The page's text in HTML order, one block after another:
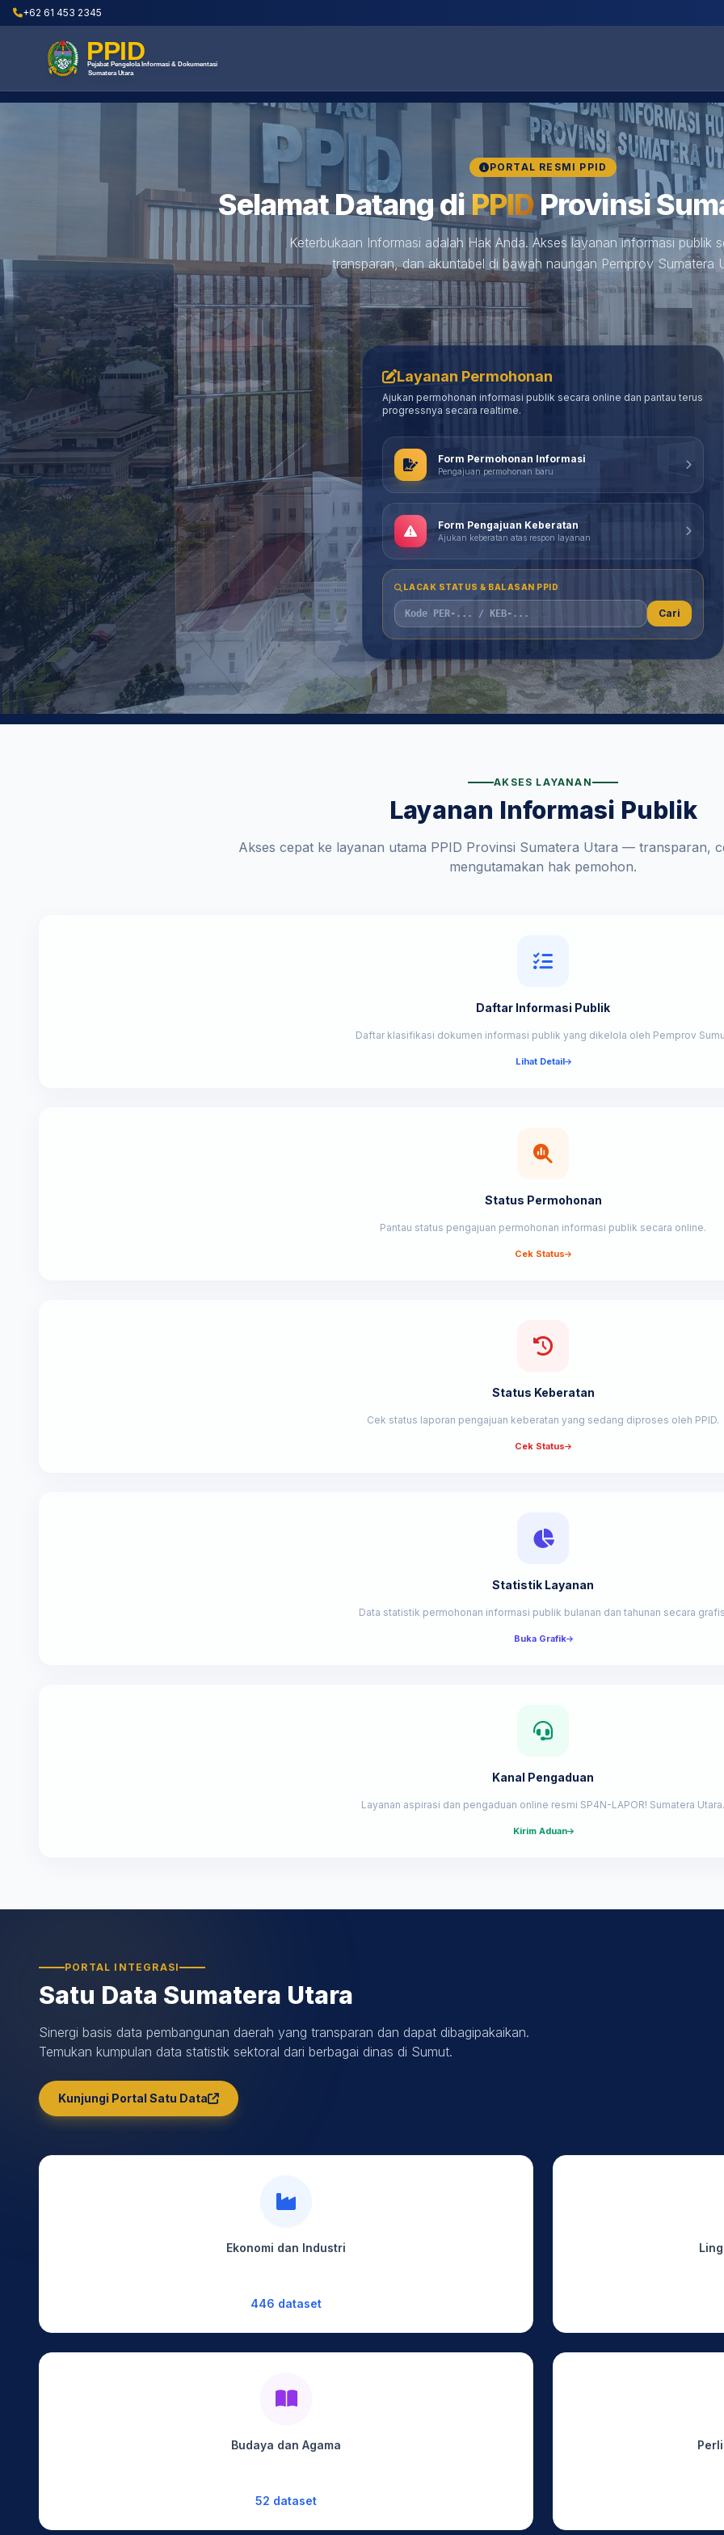
+62 61 453 2345
PORTAL RESMI PPID
Selamat Datang diPPIDProvinsi
Keterbukaan Informasi adalah Hak Anda. Akses layanan informasi publik
transparan, dan akuntabel di bawah naungan Pemprov Sumatera
Layanan Permohonan
Ajukan permohonan informasi publik secara online dan pantau terus
progressnya secara realtime.
Form Permohonan Informasi
Pengajuan permohonan baru
Form Pengajuan Keberatan
Ajukan keberatan atas respon layanan
LACAK STATUS & BALASAN PPID
Cari
AKSES LAYANAN
Layanan Informasi Publik
Akses cepat ke layanan utama PPID Provinsi Sumatera Utara — transparan,
mengutamakan hak pemohon.
Daftar Informasi Publik
Daftar klasifikasi dokumen informasi publik yang dikelola oleh Pemprov
Lihat Detail
Status Permohonan
Pantau status pengajuan permohonan informasi publik secara online.
Cek Status
Status Keberatan
Cek status laporan pengajuan keberatan yang sedang diproses oleh PPID.
Cek Status
Statistik Layanan
Data statistik permohonan informasi publik bulanan dan tahunan secara
Buka Grafik
Kanal Pengaduan
Layanan aspirasi dan pengaduan online resmi SP4N-LAPOR! Sumatera Utara.
Kirim Aduan
PORTAL INTEGRASI
Satu Data Sumatera Utara
Sinergi basis data pembangunan daerah yang transparan dan dapat dibagipakaikan.
Temukan kumpulan data statistik sektoral dari berbagai dinas di Sumut.
Kunjungi Portal Satu Data
Ekonomi dan Industri
446 dataset
Budaya dan Agama
52 dataset